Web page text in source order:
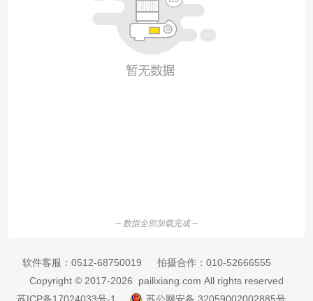
-- 数据全部加载完成 --
软件客服： 0512-68750019 拍摄合作： 010-52666555
Copyright © 2017-2026 pailixiang.com All rights reserved
苏ICP备17024033号-1
苏公网安备 32059002002885号